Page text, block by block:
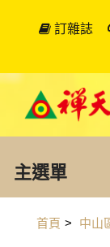
訂雜誌
主選單
首頁 > 中山